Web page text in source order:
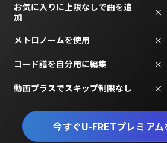
今すぐU-FRETプレミア
お気に入りに上限なしで曲を追
加
×
メトロノームを使用 ×
コード譜を自分用に編集 ×
動画プラスでスキップ制限なし ×